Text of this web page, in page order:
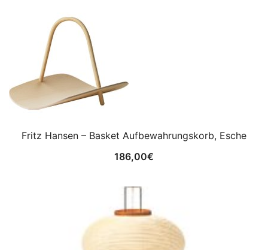
Fritz Hansen – Basket Aufbewahrungskorb, Esche
186,00€